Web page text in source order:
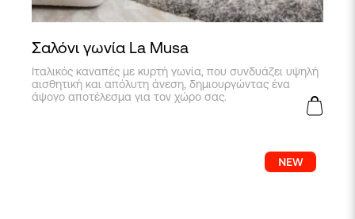
Σαλόνι γωνία La Musa
Ιταλικός καναπές με κυρτή γωνία, που συνδυάζει υψηλή
αισθητική και απόλυτη άνεση, δημιουργώντας ένα
άψογο αποτέλεσμα για τον χώρο σας.